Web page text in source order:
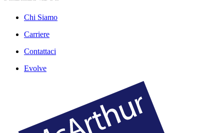
Chi Siamo
Carriere
Contattaci
Evolve